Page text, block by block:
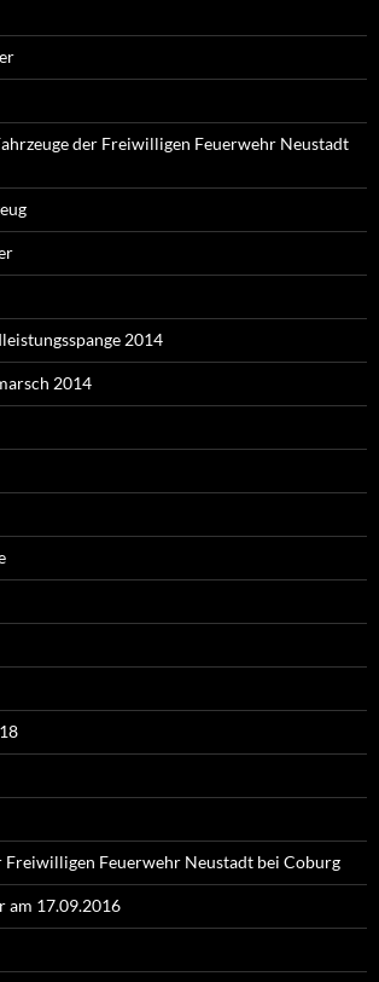
der Freiwilligen Feuerwehr Neustadt
2014
2014
Feuerwehr Neustadt bei Coburg
am 17.09.2016